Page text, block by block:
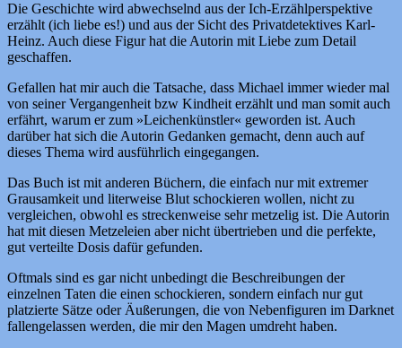
Die Geschichte wird abwechselnd aus der Ich-Erzählperspektive
erzählt (ich liebe es!) und aus der Sicht des Privatdetektives Karl-
Heinz. Auch diese Figur hat die Autorin mit Liebe zum Detail
geschaffen.
Gefallen hat mir auch die Tatsache, dass Michael immer wieder mal
von seiner Vergangenheit bzw Kindheit erzählt und man somit auch
erfährt, warum er zum »Leichenkünstler« geworden ist. Auch
darüber hat sich die Autorin Gedanken gemacht, denn auch auf
dieses Thema wird ausführlich eingegangen.
Das Buch ist mit anderen Büchern, die einfach nur mit extremer
Grausamkeit und literweise Blut schockieren wollen, nicht zu
vergleichen, obwohl es streckenweise sehr metzelig ist. Die Autorin
hat mit diesen Metzeleien aber nicht übertrieben und die perfekte,
gut verteilte Dosis dafür gefunden.
Oftmals sind es gar nicht unbedingt die Beschreibungen der
einzelnen Taten die einen schockieren, sondern einfach nur gut
platzierte Sätze oder Äußerungen, die von Nebenfiguren im Darknet
fallengelassen werden, die mir den Magen umdreht haben.